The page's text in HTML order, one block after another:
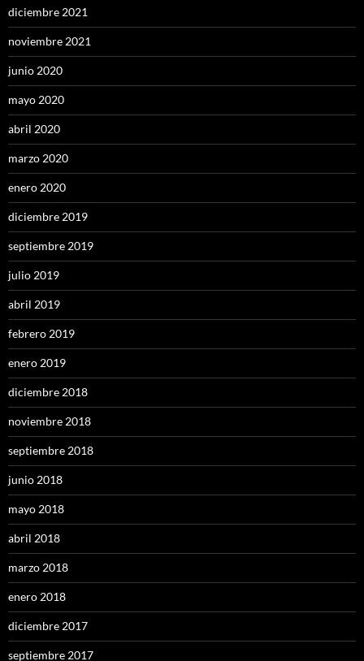
diciembre 2021
noviembre 2021
junio 2020
mayo 2020
abril 2020
marzo 2020
enero 2020
diciembre 2019
septiembre 2019
julio 2019
abril 2019
febrero 2019
enero 2019
diciembre 2018
noviembre 2018
septiembre 2018
junio 2018
mayo 2018
abril 2018
marzo 2018
enero 2018
diciembre 2017
septiembre 2017